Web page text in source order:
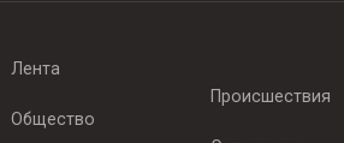
Лента
Общество
Происшествия